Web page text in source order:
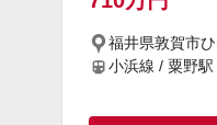
福井県敦賀市
小浜線 / 粟野駅